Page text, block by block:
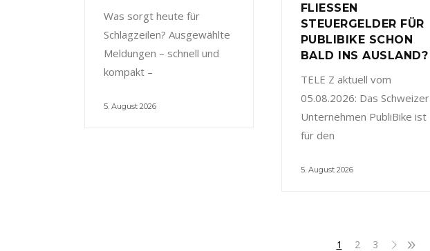
Was sorgt heute für
Schlagzeilen? Ausgewählte
Meldungen – schnell und
kompakt –
5. August 2026
FLIESSEN
STEUERGELDER FÜR
PUBLIBIKE SCHON
BALD INS AUSLAND?
TELE Z aktuell vom
05.08.2026: Das Schweizer
Unternehmen PubliBike ist
für den
5. August 2026
1 2 3